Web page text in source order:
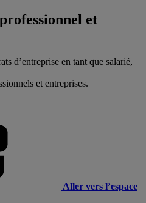
et
d’entreprise en tant que salarié,
et entreprises.
Aller vers l’espace